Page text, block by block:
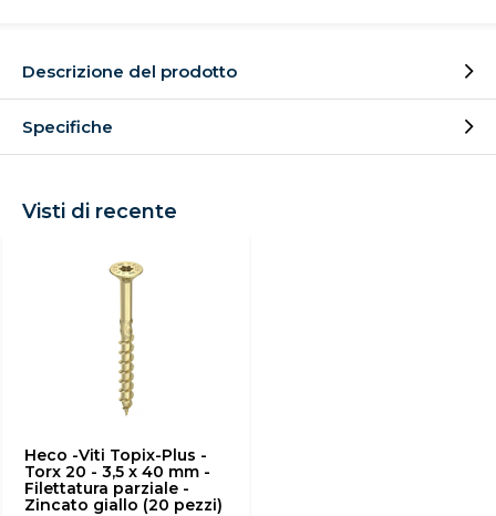
Descrizione del prodotto
Specifiche
Visti di recente
Heco -Viti Topix-Plus -
Torx 20 - 3,5 x 40 mm -
Filettatura parziale -
Zincato giallo (20 pezzi)